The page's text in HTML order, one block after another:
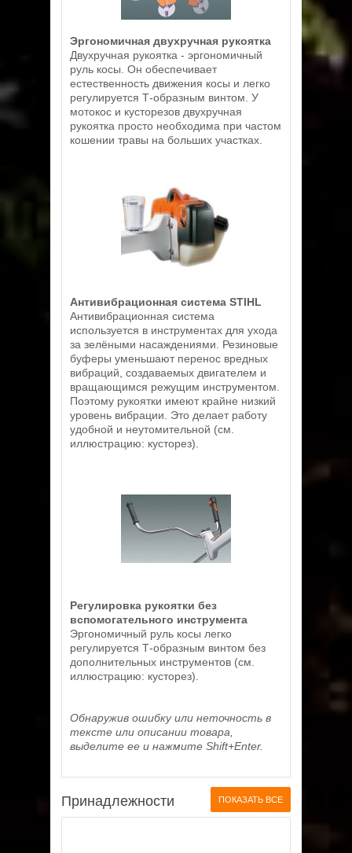
Эргономичная двухручная рукоятка
Двухручная рукоятка - эргономичный
руль косы. Он обеспечивает
естественность движения косы и легко
регулируется Т-образным винтом. У
мотокос и кусторезов двухручная
рукоятка просто необходима при частом
кошении травы на больших участках.
Антивибрационная система STIHL
Антивибрационная система
используется в инструментах для ухода
за зелёными насаждениями. Резиновые
буферы уменьшают перенос вредных
вибраций, создаваемых двигателем и
вращающимся режущим инструментом.
Поэтому рукоятки имеют крайне низкий
уровень вибрации. Это делает работу
удобной и неутомительной (см.
иллюстрацию: кусторез).
Регулировка рукоятки без
вспомогательного инструмента
Эргономичный руль косы легко
регулируется Т-образным винтом без
дополнительных инструментов (см.
иллюстрацию: кусторез).
Обнаружив ошибку или неточность в
тексте или описании товара,
выделите ее и нажмите Shift+Enter.
Принадлежности ПОКАЗАТЬ ВСЕ